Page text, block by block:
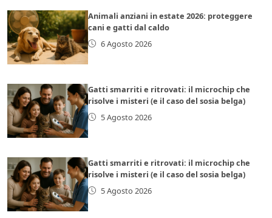
Animali anziani in estate 2026: proteggere
cani e gatti dal caldo
6 Agosto 2026
Gatti smarriti e ritrovati: il microchip che
risolve i misteri (e il caso del sosia belga)
5 Agosto 2026
Gatti smarriti e ritrovati: il microchip che
risolve i misteri (e il caso del sosia belga)
5 Agosto 2026